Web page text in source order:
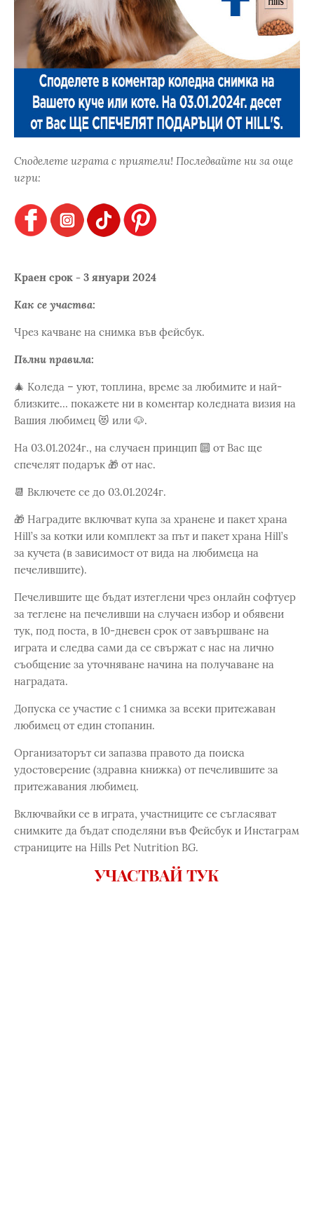
Споделете играта с приятели! Последвайте ни за още
игри:
Краен срок - 3 януари 2024
Как се участва:
Чрез качване на снимка във фейсбук.
Пълни правила:
🎄 Коледа – уют, топлина, време за любимите и най-
близките… покажете ни в коментар коледната визия на
Вашия любимец 😻 или 🐶.
На 03.01.2024г., на случаен принцип 🔟 от Вас ще
спечелят подарък 🎁 от нас.
📆 Включете се до 03.01.2024г.
🎁 Наградите включват купа за хранене и пакет храна
Hill’s за котки или комплект за път и пакет храна Hill’s
за кучета (в зависимост от вида на любимеца на
печелившите).
Печелившите ще бъдат изтеглени чрез онлайн софтуер
за теглене на печеливши на случаен избор и обявени
тук, под поста, в 10-дневен срок от завършване на
играта и следва сами да се свържат с нас на лично
съобщение за уточняване начина на получаване на
наградата.
Допуска се участие с 1 снимка за всеки притежаван
любимец от един стопанин.
Организаторът си запазва правото да поиска
удостоверение (здравна книжка) от печелившите за
притежавания любимец.
Включвайки се в играта, участниците се съгласяват
снимките да бъдат споделяни във Фейсбук и Инстаграм
страниците на Hills Pet Nutrition BG.
УЧАСТВАЙ ТУК